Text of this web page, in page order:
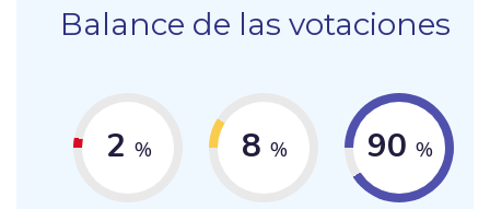
Balance de las votaciones
2 % 8 % 90 %